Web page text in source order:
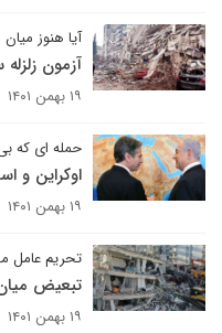
آیا هنوز
آزمون
۱۹ بهمن ۱۴۰۱
حمله ای که
اوکراین و
۱۹ بهمن ۱۴۰۱
تحریم عامل
تبعیض
۱۹ بهمن ۱۴۰۱